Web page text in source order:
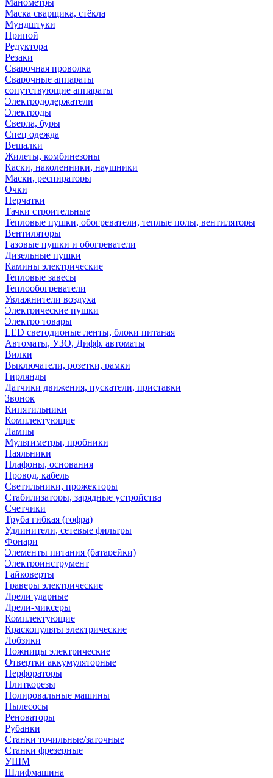
Манометры
Маска сварщика, стёкла
Мундштуки
Припой
Редуктора
Резаки
Сварочная проволка
Сварочные аппараты
сопутствующие аппараты
Электрододержатели
Электроды
Сверла, буры
Спец одежда
Вешалки
Жилеты, комбинезоны
Каски, наколенники, наушники
Маски, респираторы
Очки
Перчатки
Тачки строительные
Тепловые пушки, обогреватели, теплые полы, вентиляторы
Вентиляторы
Газовые пушки и обогреватели
Дизельные пушки
Камины электрические
Тепловые завесы
Теплообогреватели
Увлажнители воздуха
Электрические пушки
Электро товары
LED светодионые ленты, блоки питаная
Автоматы, УЗО, Дифф. автоматы
Вилки
Выключатели, розетки, рамки
Гирлянды
Датчики движения, пускатели, приставки
Звонок
Кипятильники
Комплектующие
Лампы
Мультиметры, пробники
Паяльники
Плафоны, основания
Провод, кабель
Светильники, прожекторы
Стабилизаторы, зарядные устройства
Счетчики
Труба гибкая (гофра)
Удлинители, сетевые фильтры
Фонари
Элементы питания (батарейки)
Электроинструмент
Гайковерты
Граверы электрические
Дрели ударные
Дрели-миксеры
Комплектующие
Краскопульты электрические
Лобзики
Ножницы электрические
Отвертки аккумуляторные
Перфораторы
Плиткорезы
Полировальные машины
Пылесосы
Реноваторы
Рубанки
Станки точильные/заточные
Станки фрезерные
УШМ
Шлифмашина